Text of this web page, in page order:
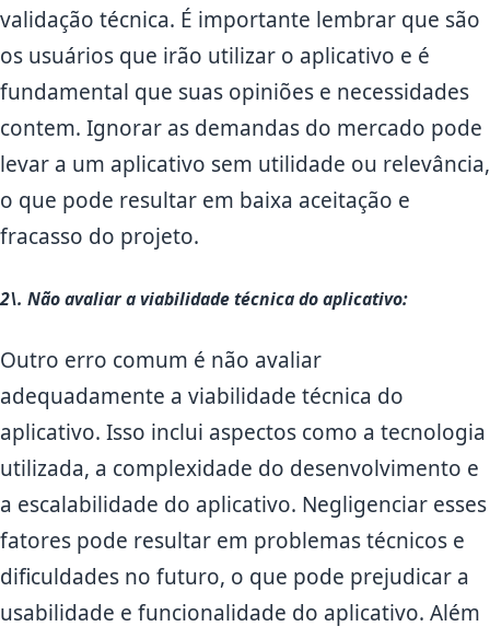
validação técnica. É importante lembrar que são
os usuários que irão utilizar o aplicativo e é
fundamental que suas opiniões e necessidades
contem. Ignorar as demandas do mercado pode
levar a um aplicativo sem utilidade ou relevância,
o que pode resultar em baixa aceitação e
fracasso do projeto.
2\. Não avaliar a viabilidade técnica do aplicativo:
Outro erro comum é não avaliar
adequadamente a viabilidade técnica do
aplicativo. Isso inclui aspectos como a tecnologia
utilizada, a complexidade do desenvolvimento e
a escalabilidade do aplicativo. Negligenciar esses
fatores pode resultar em problemas técnicos e
dificuldades no futuro, o que pode prejudicar a
usabilidade e funcionalidade do aplicativo. Além